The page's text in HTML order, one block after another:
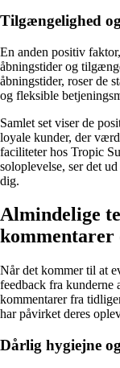
Tilgængelighed
En anden positiv
åbningstider og
åbningstider, roser de
og fleksible
Samlet set viser de
loyale kunder, der
faciliteter hos Tropic
soloplevelse, ser det
dig.
Almindelige
kommentarer
Når det kommer til at
feedback fra kunderne
kommentarer fra
har påvirket deres
Dårlig hygiejne